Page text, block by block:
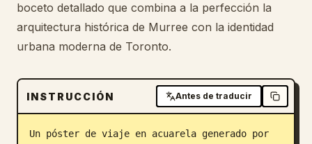
Precios
Descargar
boceto detallado que combina a la perfección la
arquitectura histórica de Murree con la identidad
urbana moderna de Toronto.
INSTRUCCIÓN Antes de traducir
Un póster de viaje en acuarela generado por